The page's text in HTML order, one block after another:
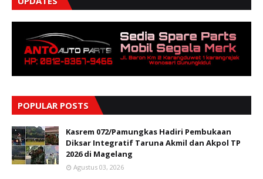
POPULAR POSTS
Kasrem 072/Pamungkas Hadiri Pembukaan
Diksar Integratif Taruna Akmil dan Akpol TP
2026 di Magelang
Agustus 03, 2026